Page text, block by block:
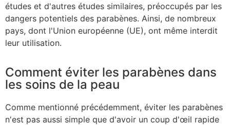
études et d'autres études similaires, préoccupés par les
dangers potentiels des parabènes. Ainsi, de nombreux
pays, dont l'Union européenne (UE), ont même interdit
leur utilisation.
Comment éviter les parabènes dans
les soins de la peau
Comme mentionné précédemment, éviter les parabènes
n'est pas aussi simple que d'avoir un coup d'œil rapide